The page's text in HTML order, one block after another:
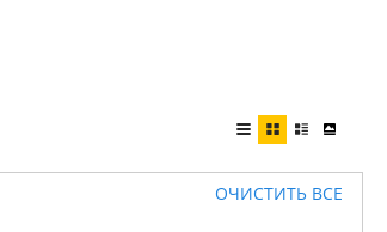
ОЧИСТИТЬ ВСЕ